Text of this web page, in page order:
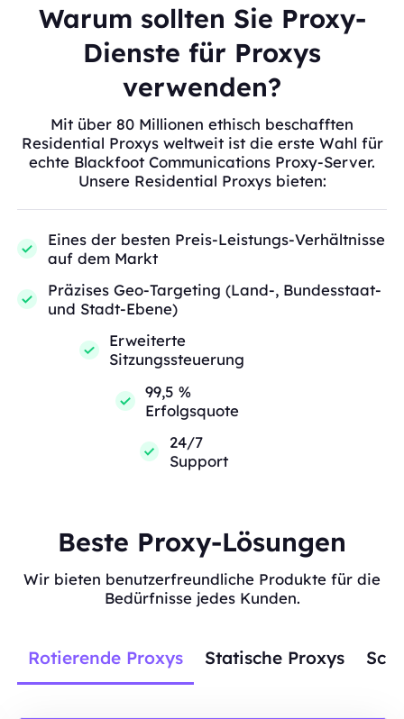
Warum sollten Sie Proxy-
Dienste für Proxys
verwenden?
Mit über 80 Millionen ethisch beschafften
Residential Proxys weltweit ist die erste Wahl für
echte Blackfoot Communications Proxy-Server.
Unsere Residential Proxys bieten:
Eines der besten Preis-Leistungs-Verhältnisse
auf dem Markt
Präzises Geo-Targeting (Land-, Bundesstaat-
und Stadt-Ebene)
Erweiterte
Sitzungssteuerung
99,5 %
Erfolgsquote
24/7
Support
Beste Proxy-Lösungen
Wir bieten benutzerfreundliche Produkte für die
Bedürfnisse jedes Kunden.
Rotierende Proxys Statische Proxys